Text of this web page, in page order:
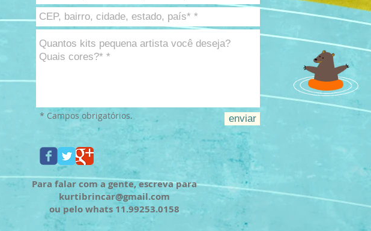
* Campos obrigatórios. enviar
Para falar com a gente, escreva para
kurtibrincar@gmail.com
ou pelo whats 11.99253.0158